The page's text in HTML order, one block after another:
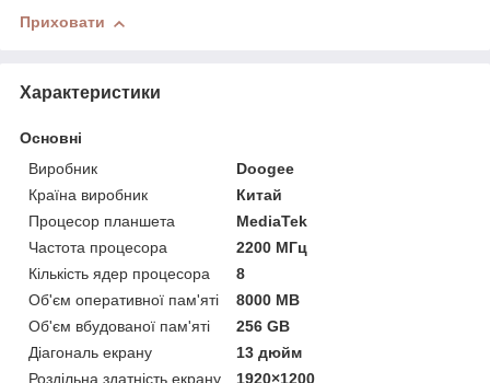
Приховати
Характеристики
Основні
Виробник
Doogee
Країна виробник
Китай
Процесор планшета
MediaTek
Частота процесора
2200 МГц
Кількість ядер процесора
8
Об'єм оперативної пам'яті
8000 MB
Об'єм вбудованої пам'яті
256 GB
Діагональ екрану
13 дюйм
Роздільна здатність екрану
1920×1200